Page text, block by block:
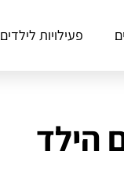
פעילויות לילדים
הילד